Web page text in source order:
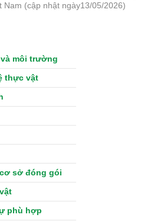
Nam (cập nhật ngày13/05/2026)
môi trường
thực vật
sở đóng gói
phù hợp